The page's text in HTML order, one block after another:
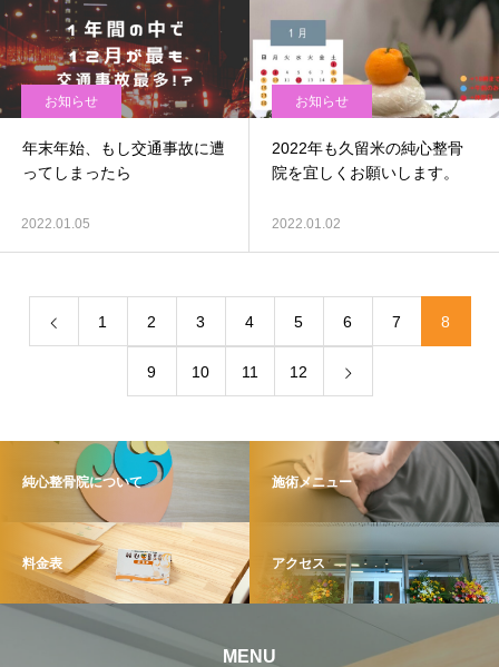
お知らせ
年末年始、もし交通事故に遭
ってしまったら
2022.01.05
お知らせ
2022年も久留米の純心整骨
院を宜しくお願いします。
2022.01.02
1 2 3 4 5 6 7 8
9 10 11 12
純心整骨院について 施術メニュー
料金表 アクセス
MENU